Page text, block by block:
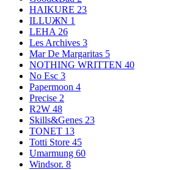
HAIKURE 23
ILLUЖN 1
LEHA 26
Les Archives 3
Mar De Margaritas 5
NOTHING WRITTEN 40
No Esc 3
Papermoon 4
Precise 2
R2W 48
Skills&Genes 23
TONET 13
Totti Store 45
Umarmung 60
Windsor. 8